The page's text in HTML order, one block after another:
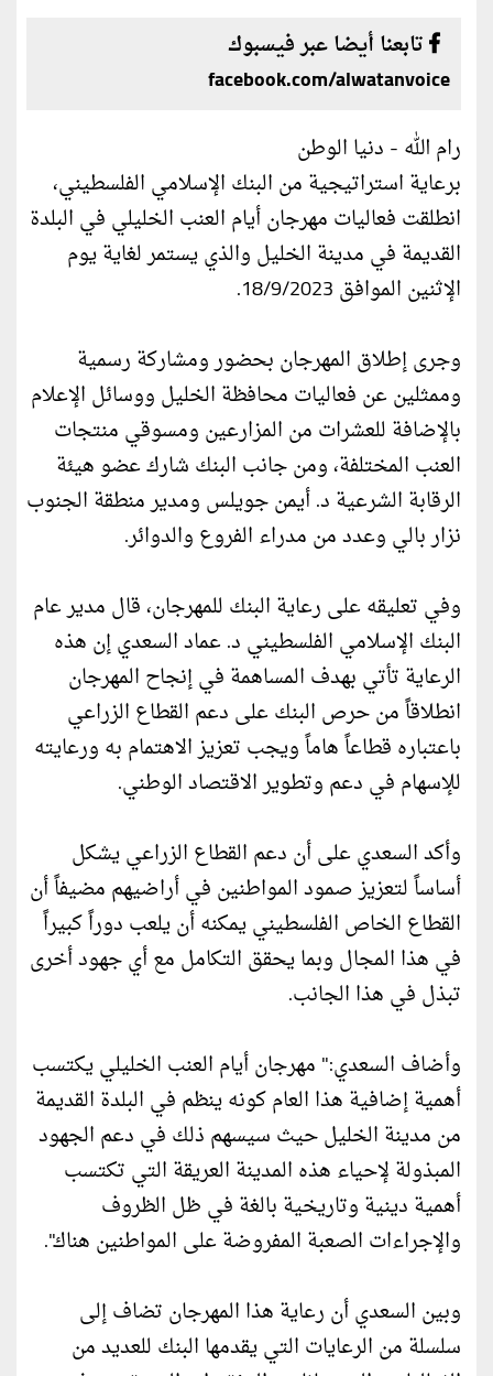
تابعنا أيضا عبر فيسبوك
facebook.com/alwatanvoice
رام الله - دنيا الوطن
برعاية استراتيجية من البنك الإسلامي الفلسطيني،
انطلقت فعاليات مهرجان أيام العنب الخليلي في البلدة
القديمة في مدينة الخليل والذي يستمر لغاية يوم
الإثنين الموافق 18/9/2023.
وجرى إطلاق المهرجان بحضور ومشاركة رسمية
وممثلين عن فعاليات محافظة الخليل ووسائل الإعلام
بالإضافة للعشرات من المزارعين ومسوقي منتجات
العنب المختلفة، ومن جانب البنك شارك عضو هيئة
الرقابة الشرعية د. أيمن جويلس ومدير منطقة الجنوب
نزار بالي وعدد من مدراء الفروع والدوائر.
وفي تعليقه على رعاية البنك للمهرجان، قال مدير عام
البنك الإسلامي الفلسطيني د. عماد السعدي إن هذه
الرعاية تأتي بهدف المساهمة في إنجاح المهرجان
انطلاقاً من حرص البنك على دعم القطاع الزراعي
باعتباره قطاعاً هاماً ويجب تعزيز الاهتمام به ورعايته
للإسهام في دعم وتطوير الاقتصاد الوطني.
وأكد السعدي على أن دعم القطاع الزراعي يشكل
أساساً لتعزيز صمود المواطنين في أراضيهم مضيفاً أن
القطاع الخاص الفلسطيني يمكنه أن يلعب دوراً كبيراً
في هذا المجال وبما يحقق التكامل مع أي جهود أخرى
تبذل في هذا الجانب.
وأضاف السعدي:" مهرجان أيام العنب الخليلي يكتسب
أهمية إضافية هذا العام كونه ينظم في البلدة القديمة
من مدينة الخليل حيث سيسهم ذلك في دعم الجهود
المبذولة لإحياء هذه المدينة العريقة التي تكتسب
أهمية دينية وتاريخية بالغة في ظل الظروف
والإجراءات الصعبة المفروضة على المواطنين هناك".
وبين السعدي أن رعاية هذا المهرجان تضاف إلى
سلسلة من الرعايات التي يقدمها البنك للعديد من